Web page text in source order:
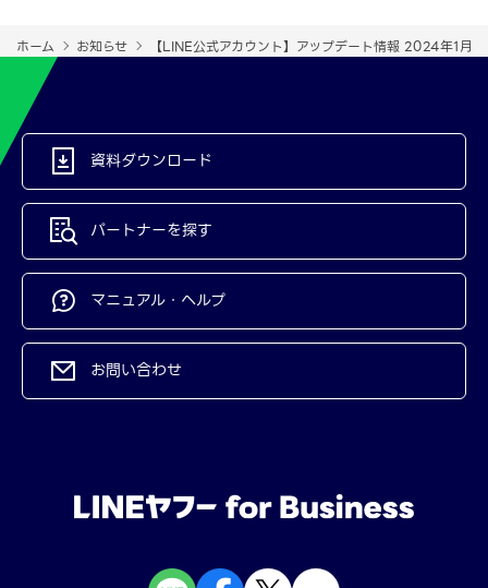
ホーム お知らせ 【LINE公式アカウント】アップデート情報 2024年1月
資料ダウンロード
パートナーを探す
マニュアル・ヘルプ
お問い合わせ